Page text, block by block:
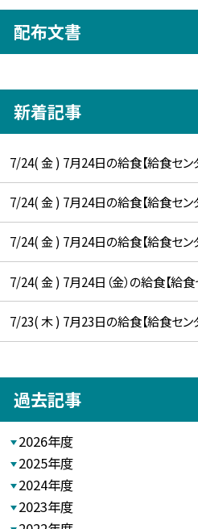
配布文書
新着記事
7/24( 金 ) 7月24日の給食【給食セン
7/24( 金 ) 7月24日の給食【給食セン
7/24( 金 ) 7月24日の給食【給食セン
7/24( 金 ) 7月24日（金）の給食【給
7/23( 木 ) 7月23日の給食【給食セン
過去記事
2026年度
2025年度
2024年度
2023年度